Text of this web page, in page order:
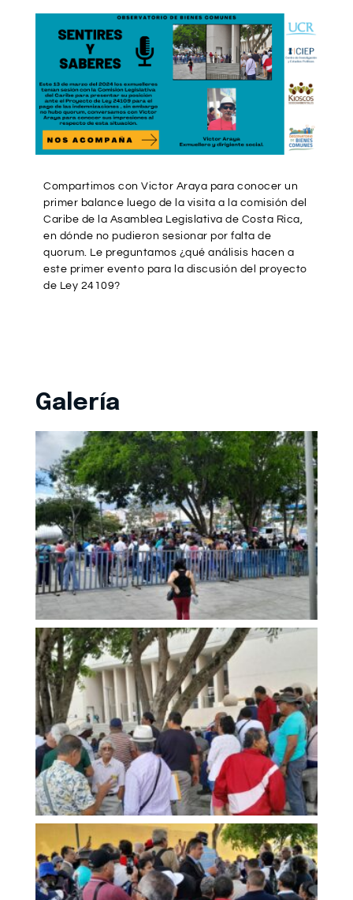
Compartimos con Victor Araya para conocer un
primer balance luego de la visita a la comisión del
Caribe de la Asamblea Legislativa de Costa Rica,
en dónde no pudieron sesionar por falta de
quorum. Le preguntamos ¿qué análisis hacen a
este primer evento para la discusión del proyecto
de Ley 24109?
Galería